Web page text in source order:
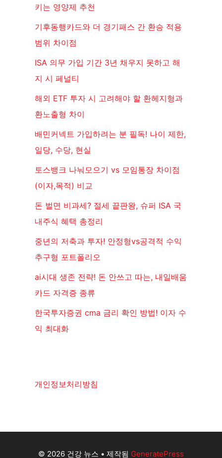
키는 영양제 추천
기후동행카드와 더 경기패스 간 환승 적용
범위 차이점
ISA 의무 가입 기간 3년 채우지 못하고 해
지 시 페널티
해외 ETF 투자 시 고려해야 할 환헤지형과
환노출형 차이
배민커넥트 가입하려는 분 필독! 나이 제한,
일당, 수당, 현실
토스뱅크 나눠모으기 vs 모임통장 차이점
(이자,목적) 비교
돈 벌면 비과세? 절세 끝판왕, 슈퍼 ISA 국
내주식 혜택 총정리
중년의 저축과 투자! 안정형vs공격적 수익
추구형 포트폴리오
ai시대 생존 전략! 돈 안쓰고 따는, 내일배움
카드 자격증 종류
한국투자증권 cma 금리 확인 방법! 이자 수
익 최대화
개인정보처리방침
© 2026 건강 뉴스 • 제작됨 GeneratePress